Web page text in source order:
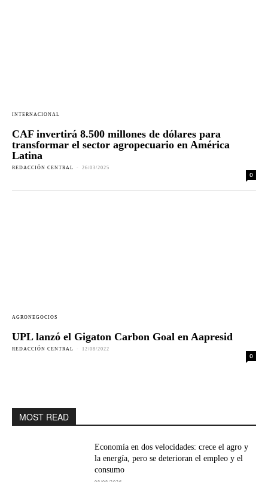
INTERNACIONAL
CAF invertirá 8.500 millones de dólares para
transformar el sector agropecuario en América
Latina
REDACCIÓN CENTRAL - 26/03/2025
0
AGRONEGOCIOS
UPL lanzó el Gigaton Carbon Goal en Aapresid
REDACCIÓN CENTRAL - 12/08/2022
0
MOST READ
Economía en dos velocidades: crece el agro y
la energía, pero se deterioran el empleo y el
consumo